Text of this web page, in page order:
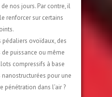
nos jours. Par contre, il
renforcer sur certains
pédaliers ovoïdaux, des
de puissance ou même
compressifs à base
nanostructurées pour une
pénétration dans l’air ?